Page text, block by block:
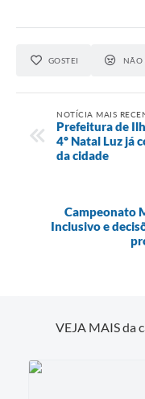
GOSTEI NÃO
NOTÍCIA MAIS
Prefeitura de
4º Natal Luz já
da cidade
Campeonato
Inclusivo e
VEJA MAIS da